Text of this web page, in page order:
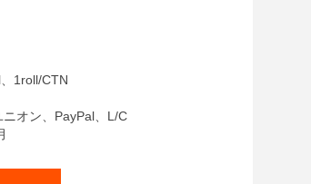
1roll/CTN
オン、PayPal、L/C